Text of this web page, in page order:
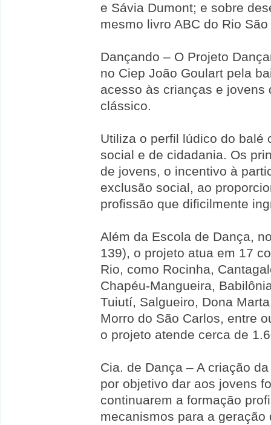
e Sávia Dumont; e sobre
mesmo livro ABC do Rio
Dançando – O Projeto
no Ciep João Goulart pela
acesso às crianças e
clássico.
Utiliza o perfil lúdico do balé
social e de cidadania. Os
de jovens, o incentivo à
exclusão social, ao
profissão que dificilmente
Além da Escola de Dança,
139), o projeto atua em 17
Rio, como Rocinha,
Chapéu-Mangueira,
Tuiutí, Salgueiro, Dona
Morro do São Carlos, entre
o projeto atende cerca de
Cia. de Dança – A criação
por objetivo dar aos jovens
continuarem a formação
mecanismos para a geração